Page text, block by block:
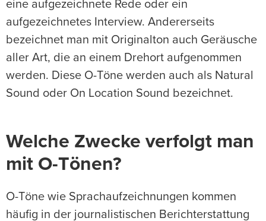
eine aufgezeichnete Rede oder ein
aufgezeichnetes Interview. Andererseits
bezeichnet man mit Originalton auch Geräusche
aller Art, die an einem Drehort aufgenommen
werden. Diese O-Töne werden auch als Natural
Sound oder On Location Sound bezeichnet.
Welche Zwecke verfolgt man
mit O-Tönen?
O-Töne wie Sprachaufzeichnungen kommen
häufig in der journalistischen Berichterstattung